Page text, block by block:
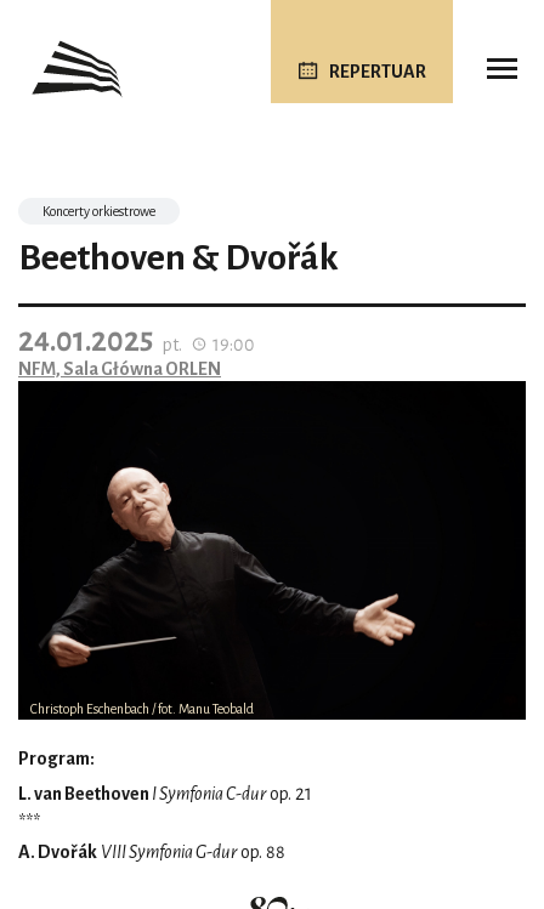
REPERTUAR
Christoph Eschenbach / fot. Manu Teobald
Koncerty orkiestrowe
Beethoven & Dvořák
24.01.2025 pt.
19:00
NFM, Sala Główna ORLEN
Program:
L. van Beethoven I Symfonia C-durop. 21
***
A. Dvořák VIII Symfonia G-durop. 88